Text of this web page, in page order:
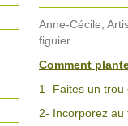
Anne-Cécile,
figuier.
Comment
1- Faites un trou
2- Incorporez au